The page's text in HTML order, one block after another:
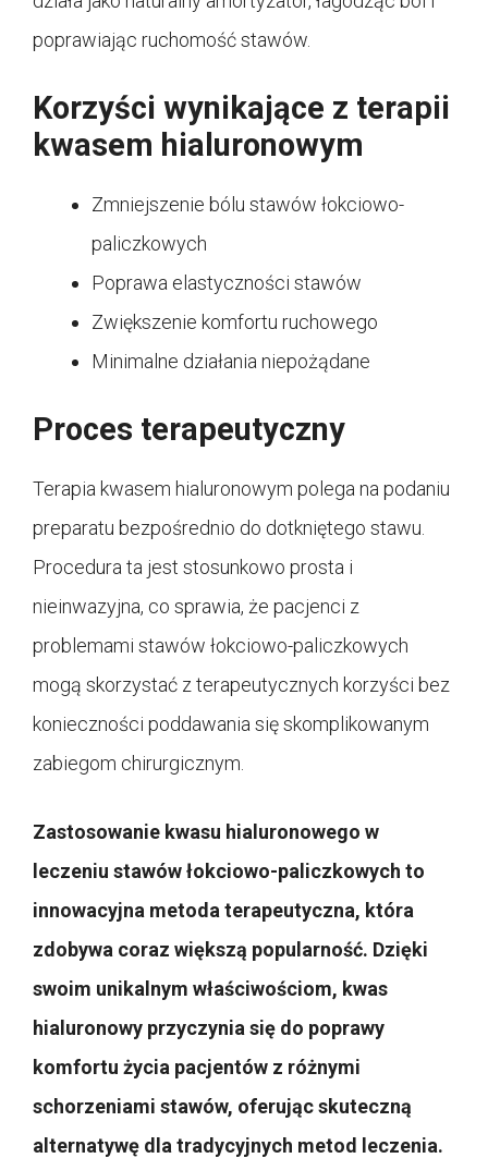
poprawiając ruchomość stawów.
Korzyści wynikające z terapii
kwasem hialuronowym
Zmniejszenie bólu stawów łokciowo-
paliczkowych
Poprawa elastyczności stawów
Zwiększenie komfortu ruchowego
Minimalne działania niepożądane
Proces terapeutyczny
Terapia kwasem hialuronowym polega na podaniu
preparatu bezpośrednio do dotkniętego stawu.
Procedura ta jest stosunkowo prosta i
nieinwazyjna, co sprawia, że pacjenci z
problemami stawów łokciowo-paliczkowych
mogą skorzystać z terapeutycznych korzyści bez
konieczności poddawania się skomplikowanym
zabiegom chirurgicznym.
Zastosowanie kwasu hialuronowego w
leczeniu stawów łokciowo-paliczkowych to
innowacyjna metoda terapeutyczna, która
zdobywa coraz większą popularność. Dzięki
swoim unikalnym właściwościom, kwas
hialuronowy przyczynia się do poprawy
komfortu życia pacjentów z różnymi
schorzeniami stawów, oferując skuteczną
alternatywę dla tradycyjnych metod leczenia.